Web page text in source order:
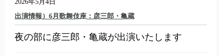
2026年5月4日
出演情報）6月歌舞伎座：彦三郎・亀蔵
夜の部に彦三郎・亀蔵が出演いたします